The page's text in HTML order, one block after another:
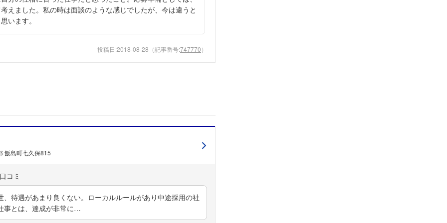
えました。私の時は面談のような感じでしたが、今は違うと
います。
投稿日:2018-08-28 （記事番号:747770）
飯島町七久保815
待遇があまり良くない。ローカルルールがあり中途採用の社
事とは、達成が非常に…